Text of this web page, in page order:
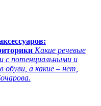
Какие речевые
с потенциальными и
а какие – нет,